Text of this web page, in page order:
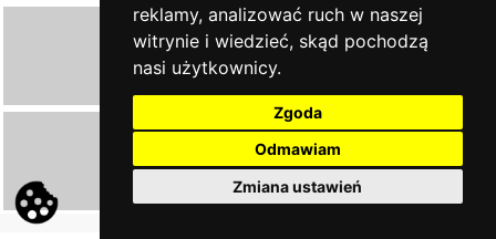
reklamy, analizować ruch w naszej
witrynie i wiedzieć, skąd pochodzą
nasi użytkownicy.
Zgoda
Odmawiam
Zmiana ustawień
Zadzwoń
13 43 604 15
Napisz
ndkrosno@poczta.fm